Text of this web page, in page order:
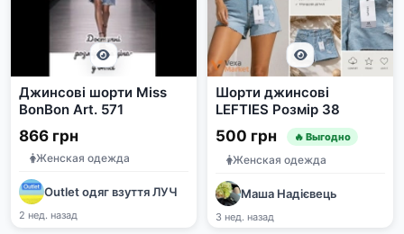
Джинсові шорти Miss
BonBon Art. 571
866 грн
Женская одежда
Outlet одяг взуття ЛУЧ
2 нед. назад
Шорти джинсові
LEFTIES Розмір 38
500 грн 🔥 Выгодно
Женская одежда
Маша Надієвець
3 нед. назад